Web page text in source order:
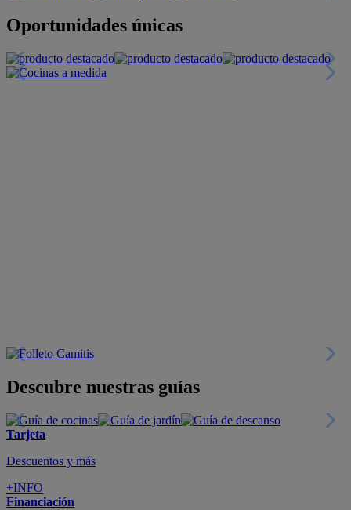
Oportunidades únicas
Descubre nuestras guías
Tarjeta
Descuentos y más
+INFO
Financiación